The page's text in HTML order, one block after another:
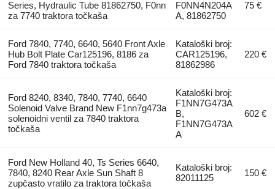
Series, Hydraulic Tube 81862750, F0nn
za 7740 traktora točkaša
F0NN4N204A
A, 81862750
75 €
Ford 7840, 7740, 6640, 5640 Front Axle
Hub Bolt Plate Car125196, 8186 za
Ford 7840 traktora točkaša
Kataloški broj:
CAR125196,
81862986
220 €
Ford 8240, 8340, 7840, 7740, 6640
Solenoid Valve Brand New F1nn7g473a
solenoidni ventil za 7840 traktora
točkaša
Kataloški broj:
F1NN7G473A
B,
F1NN7G473A
A
602 €
Ford New Holland 40, Ts Series 6640,
7840, 8240 Rear Axle Sun Shaft 8
zupčasto vratilo za traktora točkaša
Kataloški broj:
82011125
150 €